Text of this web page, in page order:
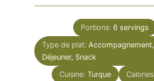
Portions: 6 servings
Type de plat:
Déjeuner, Snack
Cuisine: Turque